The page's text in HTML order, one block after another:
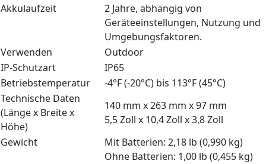
Akkulaufzeit
2 Jahre, abhängig von
Geräteeinstellungen, Nutzung und
Umgebungsfaktoren.
Verwenden
Outdoor
IP-Schutzart
IP65
Betriebstemperatur
-4°F (-20°C) bis 113°F (45°C)
Technische Daten
(Länge x Breite x
Höhe)
140 mm x 263 mm x 97 mm
5,5 Zoll x 10,4 Zoll x 3,8 Zoll
Gewicht
Mit Batterien: 2,18 lb (0,990 kg)
Ohne Batterien: 1,00 lb (0,455 kg)